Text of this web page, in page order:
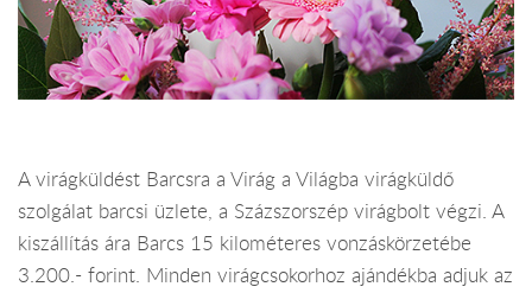
A virágküldést Barcsra a Virág a Világba virágküldő
szolgálat barcsi üzlete, a Százszorszép virágbolt végzi. A
kiszállítás ára Barcs 15 kilométeres vonzáskörzetébe
3.200.- forint. Minden virágcsokorhoz ajándékba adjuk az